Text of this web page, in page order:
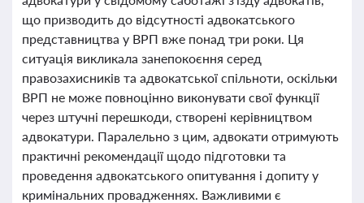
що призводить до відсутності адвокатського
представництва у ВРП вже понад три роки. Ця
ситуація викликала занепокоєння серед
правозахисників та адвокатської спільноти, оскільки
ВРП не може повноцінно виконувати свої функції
через штучні перешкоди, створені керівництвом
адвокатури. Паралельно з цим, адвокати отримують
практичні рекомендації щодо підготовки та
проведення адвокатського опитування і допиту у
кримінальних провадженнях. Важливими є